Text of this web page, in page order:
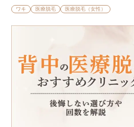
ワキ 医療脱毛 医療脱毛（女性）